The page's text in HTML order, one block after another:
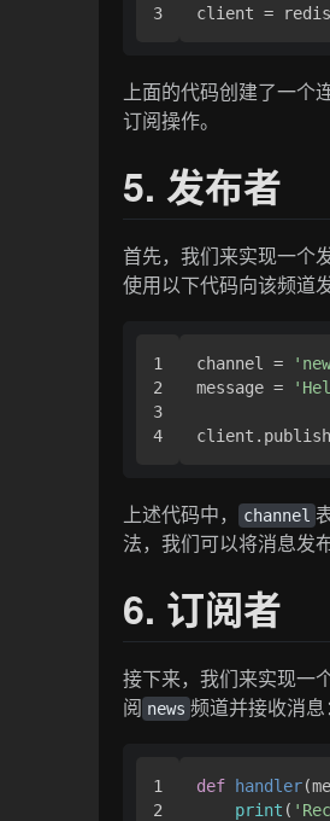
client =
上面的代码创建了一
订阅操作。
5. 发布者
首先，我们来实现一个
使用以下代码向该频道
1
2
3
channel =
message =
上述代码中， channel
法，我们可以将消息发
6. 订阅者
接下来，我们来实现一
阅 news 频道并接收消息：
1
2
def handler(
print (